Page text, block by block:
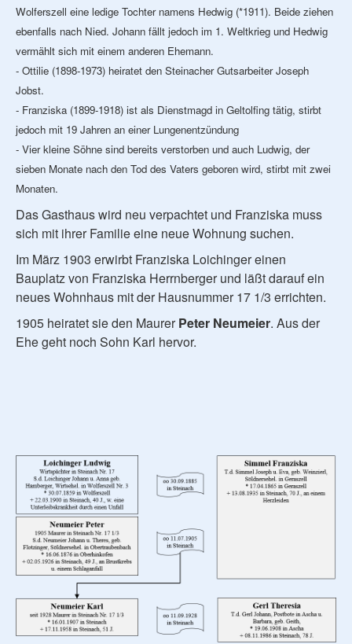
Wolferszell eine ledige Tochter namens Hedwig (*1911). Beide ziehen
ebenfalls nach Nied. Johann fällt jedoch im 1. Weltkrieg und Hedwig
vermählt sich mit einem anderen Ehemann.
- Ottilie (1898-1973) heiratet den Steinacher Gutsarbeiter Joseph
Jobst.
- Franziska (1899-1918) ist als Dienstmagd in Geltolfing tätig, stirbt
jedoch mit 19 Jahren an einer Lungenentzündung
- Vier kleine Söhne sind bereits verstorben und auch Ludwig, der
sieben Monate nach den Tod des Vaters geboren wird, stirbt mit zwei
Monaten.
Das Gasthaus wird neu verpachtet und Franziska muss
sich mit ihrer Familie eine neue Wohnung suchen.
Im März 1903 erwirbt Franziska Loichinger einen
Bauplatz von Franziska Herrnberger und läßt darauf ein
neues Wohnhaus mit der Hausnummer 17 1/3 errichten.
1905 heiratet sie den MaurerPeter Neumeier. Aus der
Ehe geht noch Sohn Karl hervor.